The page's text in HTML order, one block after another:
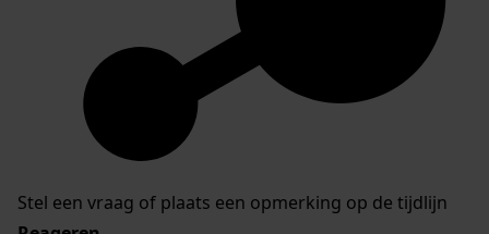
Stel een vraag of plaats een opmerking op de tijdlijn